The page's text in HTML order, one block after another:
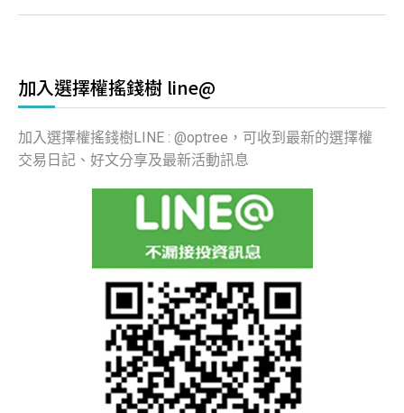
加入選擇權搖錢樹 line@
加入選擇權搖錢樹LINE : @optree，可收到最新的選擇權
交易日記、好文分享及最新活動訊息